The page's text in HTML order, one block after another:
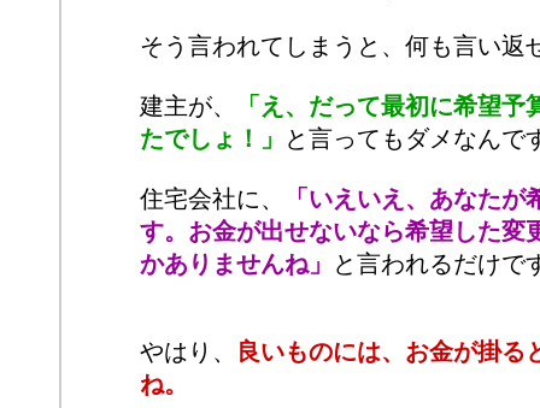
そう言われてしまうと、何も言い返
建主が、
「え、だって最初に希望予
たでしょ！」
と言ってもダメなんで
住宅会社に、
「いえいえ、あなたが
す。お金が出せないなら希望した変
かありませんね」
と言われるだけで
やはり、
良いものには、お金が掛る
ね。